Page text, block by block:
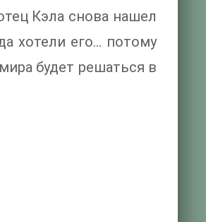
Кэла снова нашел
хотели его... потому
будет решаться в